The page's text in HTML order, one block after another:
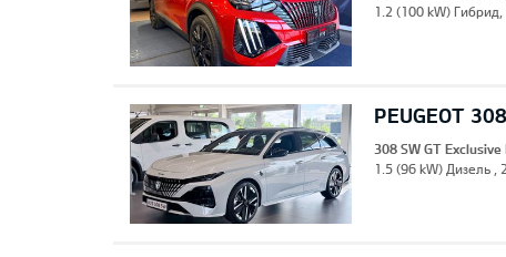
1.2 (100 kW)
PEUGEOT
308 SW GT
1.5 (96 kW) Дизель ,